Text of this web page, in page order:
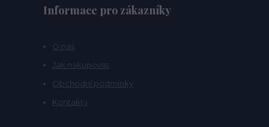
Informace pro zákazníky
O nás
Jak nakupovat
Obchodní podmínky
Kontakty